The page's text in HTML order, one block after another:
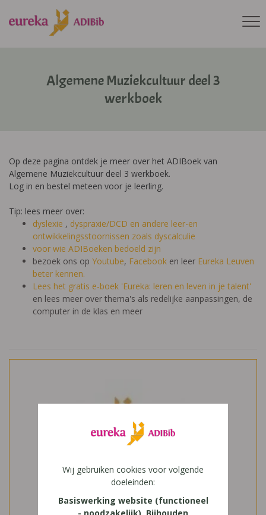
Algemene Muziekcultuur deel 3
werkboek
Op deze pagina ontdek je meer over het ADIBoek van
Algemene Muziekcultuur deel 3 werkboek.
Log in en bestel meteen voor je leerling.
Tip: lees meer over:
dyslexie , dyspraxie/DCD en andere leer-en
ontwikkelingsstoornissen zoals dyscalculie
voor wie ADIBoeken bedoeld zijn
bezoek ons op Youtube, Facebook en leer Eureka Leuven
beter kennen.
Lees het gratis e-boek 'Eureka: leren en leven in je talent'
en lees meer over thema's als redelijke aanpassingen, de
computer in de klas en meer
Wij gebruiken cookies voor volgende
doeleinden:
Basiswerking website (functioneel